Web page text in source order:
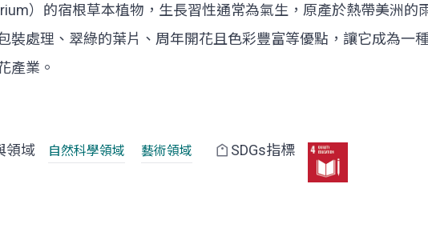
）的宿根草本植物，生長習性通常為氣生，原產於熱帶美洲
裝處理、翠綠的葉片、周年開花且色彩豐富等優點，讓它成為一
產業。
領域 自然科學領域 藝術領域 SDGs指標